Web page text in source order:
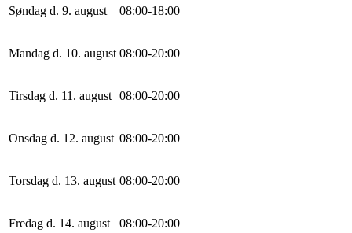
Søndag d. 9. august 08:00-18:00
Mandag d. 10. august 08:00-20:00
Tirsdag d. 11. august 08:00-20:00
Onsdag d. 12. august 08:00-20:00
Torsdag d. 13. august 08:00-20:00
Fredag d. 14. august 08:00-20:00